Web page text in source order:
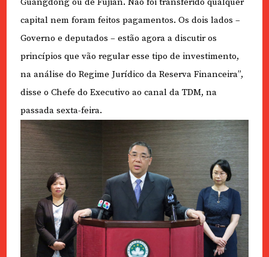
Guangdong ou de Fujian. Não foi transferido qualquer
capital nem foram feitos pagamentos. Os dois lados –
Governo e deputados – estão agora a discutir os
princípios que vão regular esse tipo de investimento,
na análise do Regime Jurídico da Reserva Financeira”,
disse o Chefe do Executivo ao canal da TDM, na
passada sexta-feira.